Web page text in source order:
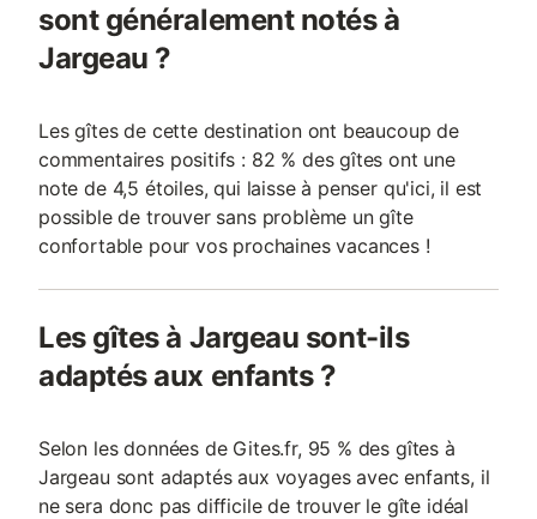
sont généralement notés à
Jargeau ?
Les gîtes de cette destination ont beaucoup de
commentaires positifs : 82 % des gîtes ont une
note de 4,5 étoiles, qui laisse à penser qu'ici, il est
possible de trouver sans problème un gîte
confortable pour vos prochaines vacances !
Les gîtes à Jargeau sont-ils
adaptés aux enfants ?
Selon les données de Gites.fr, 95 % des gîtes à
Jargeau sont adaptés aux voyages avec enfants, il
ne sera donc pas difficile de trouver le gîte idéal